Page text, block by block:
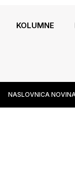
KOLUMNE
NASLOVNICA